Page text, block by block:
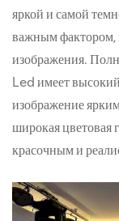
яркой и самой
важным фактором,
изображения.
Led имеет
изображение
широкая цветовая
красочным и